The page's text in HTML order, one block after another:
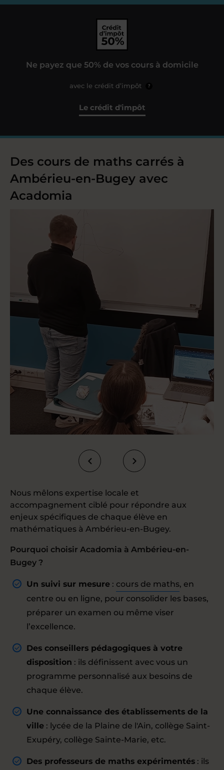
Ne payez que 50% de vos cours à domicile
avec le crédit d’impôt ?
Le crédit d'impôt
Des cours de maths carrés à
Ambérieu-en-Bugey avec
Acadomia
Nous mêlons expertise locale et
accompagnement ciblé pour répondre aux
enjeux spécifiques de chaque élève en
mathématiques à Ambérieu-en-Bugey.
Pourquoi choisir Acadomia à Ambérieu-en-
Bugey ?
Un suivi sur mesure : cours de maths, en
centre ou en ligne, pour consolider les bases,
préparer un examen ou même viser
l’excellence.
Des conseillers pédagogiques à votre
disposition : ils définissent avec vous un
programme personnalisé aux besoins de
chaque élève.
Une connaissance des établissements de la
ville : lycée de la Plaine de l'Ain, collège Saint-
Exupéry, collège Sainte-Marie, etc.
Des professeurs de maths expérimentés : ils